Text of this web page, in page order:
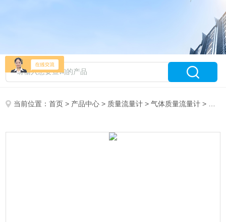
当前位置：首页 > 产品中心 > 质量流量计 >气体质量流量计 > 格里尔斯高精度气体质量流量计 现货